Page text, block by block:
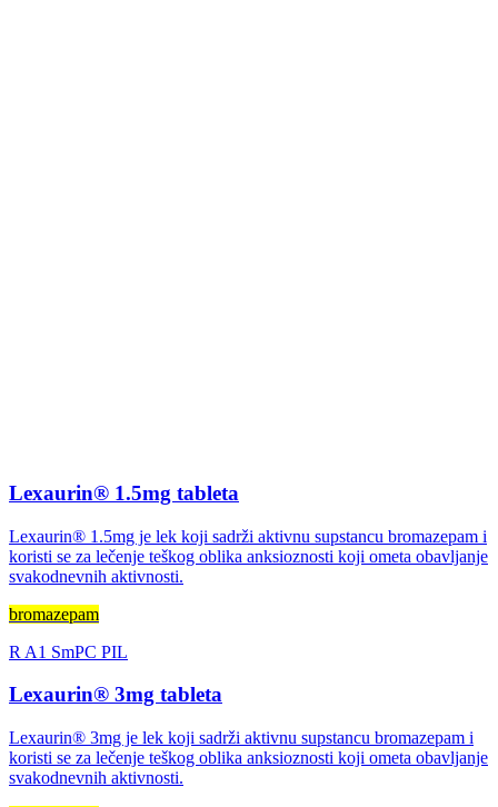
Lexaurin® 1.5mg tableta
Lexaurin® 1.5mg je lek koji sadrži aktivnu supstancu bromazepam i
koristi se za lečenje teškog oblika anksioznosti koji ometa obavljanje
svakodnevnih aktivnosti.
bromazepam
R A1 SmPC PIL
Lexaurin® 3mg tableta
Lexaurin® 3mg je lek koji sadrži aktivnu supstancu bromazepam i
koristi se za lečenje teškog oblika anksioznosti koji ometa obavljanje
svakodnevnih aktivnosti.